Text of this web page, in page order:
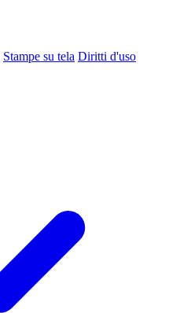
Stampe su tela Diritti d'uso